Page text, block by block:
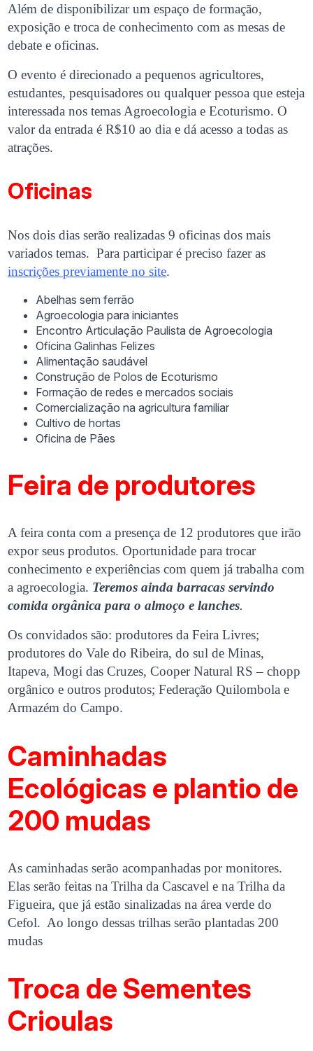
Além de disponibilizar um espaço de formação,
exposição e troca de conhecimento com as mesas de
debate e oficinas.
O evento é direcionado a pequenos agricultores,
estudantes, pesquisadores ou qualquer pessoa que esteja
interessada nos temas Agroecologia e Ecoturismo. O
valor da entrada é R$10 ao dia e dá acesso a todas as
atrações.
Oficinas
Nos dois dias serão realizadas 9 oficinas dos mais
variados temas. Para participar é preciso fazer as
inscrições previamente no site.
Abelhas sem ferrão
Agroecologia para iniciantes
Encontro Articulação Paulista de Agroecologia
Oficina Galinhas Felizes
Alimentação saudável
Construção de Polos de Ecoturismo
Formação de redes e mercados sociais
Comercialização na agricultura familiar
Cultivo de hortas
Oficina de Pães
Feira de produtores
A feira conta com a presença de 12 produtores que irão
expor seus produtos. Oportunidade para trocar
conhecimento e experiências com quem já trabalha com
a agroecologia. Teremos ainda barracas servindo
comida orgânica para o almoço e lanches.
Os convidados são: produtores da Feira Livres;
produtores do Vale do Ribeira, do sul de Minas,
Itapeva, Mogi das Cruzes, Cooper Natural RS – chopp
orgânico e outros produtos; Federação Quilombola e
Armazém do Campo.
Caminhadas
Ecológicas e plantio de
200 mudas
As caminhadas serão acompanhadas por monitores.
Elas serão feitas na Trilha da Cascavel e na Trilha da
Figueira, que já estão sinalizadas na área verde do
Cefol. Ao longo dessas trilhas serão plantadas 200
mudas
Troca de Sementes
Crioulas